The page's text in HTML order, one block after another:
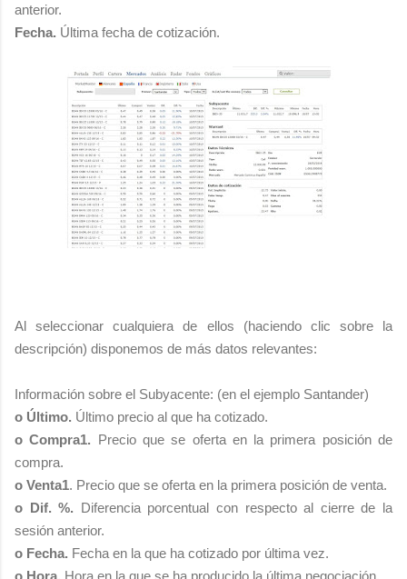
anterior.
Fecha. Última fecha de cotización.
Al seleccionar cualquiera de ellos (haciendo clic sobre la
descripción) disponemos de más datos relevantes:
Información sobre el Subyacente: (en el ejemplo Santander)
o Último. Último precio al que ha cotizado.
o Compra1. Precio que se oferta en la primera posición de
compra.
o Venta1. Precio que se oferta en la primera posición de venta.
o Dif. %. Diferencia porcentual con respecto al cierre de la
sesión anterior.
o Fecha. Fecha en la que ha cotizado por última vez.
o Hora. Hora en la que se ha producido la última negociación.